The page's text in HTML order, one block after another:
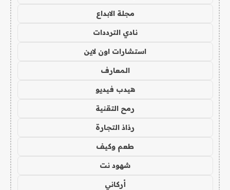
مجلة الابداع
نادي الترددات
استشارات اون لاين
المعارف
هيدب فيديو
رمح التقنية
رذاذ التجارة
طعم وكيف
شهود نت
أركاني